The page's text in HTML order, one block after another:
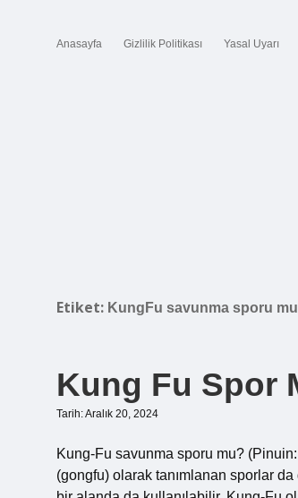
Anasayfa Gizlilik Politikası Yasal Uyarı
Etiket: KungFu savunma sporu mu
Kung Fu Spor
Tarih: Aralık 20, 2024
Kung-Fu savunma sporu mu? (Pinuin:
(gongfu) olarak tanımlanan sporlar